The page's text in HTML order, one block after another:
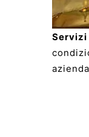
Servizi